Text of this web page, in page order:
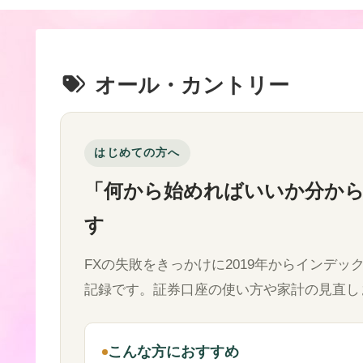
オール・カントリー
はじめての方へ
「何から始めればいいか分か
す
FXの失敗をきっかけに2019年からインデッ
記録です。証券口座の使い方や家計の見直
こんな方におすすめ